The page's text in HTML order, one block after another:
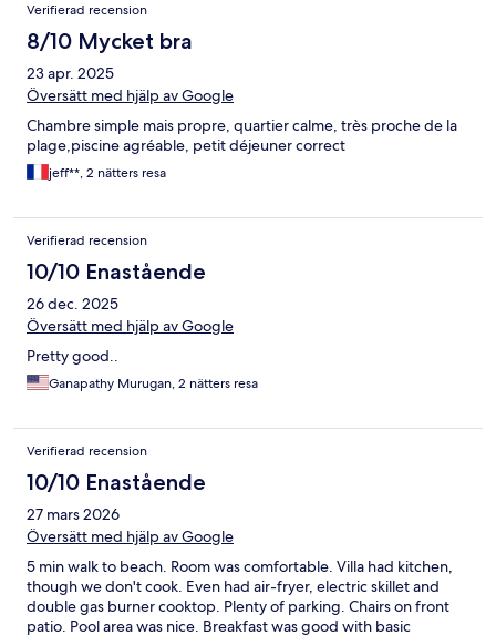
Verifierad recension
8/10 Mycket bra
23 apr. 2025
Översätt med hjälp av Google
Chambre simple mais propre, quartier calme, très proche de la
plage,piscine agréable, petit déjeuner correct
jeff**, 2 nätters resa
Verifierad recension
10/10 Enastående
26 dec. 2025
Översätt med hjälp av Google
Pretty good..
Ganapathy Murugan, 2 nätters resa
Verifierad recension
10/10 Enastående
27 mars 2026
Översätt med hjälp av Google
5 min walk to beach. Room was comfortable. Villa had kitchen,
though we don't cook. Even had air-fryer, electric skillet and
double gas burner cooktop. Plenty of parking. Chairs on front
patio. Pool area was nice. Breakfast was good with basic